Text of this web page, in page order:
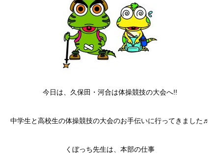
今日は、久保田・河合は体操競技の大会へ!!
中学生と高校生の体操競技の大会のお手伝いに行ってきました♬
くぼっち先生は、本部の仕事